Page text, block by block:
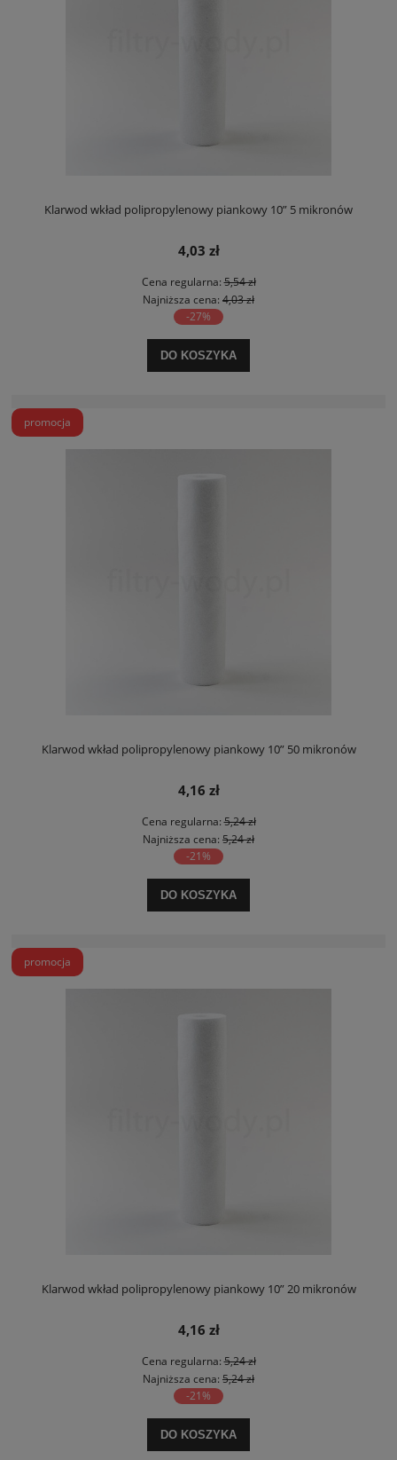
Klarwod wkład polipropylenowy piankowy 10” 5 mikronów
4,03 zł
Cena regularna:5,54 zł
Najniższa cena: 4,03 zł
-27%
DO KOSZYKA
Klarwod wkład polipropylenowy piankowy 10” 50 mikronów
4,16 zł
Cena regularna:5,24 zł
Najniższa cena: 5,24 zł
-21%
DO KOSZYKA
promocja
Klarwod wkład polipropylenowy piankowy 10” 20 mikronów
4,16 zł
Cena regularna:5,24 zł
Najniższa cena: 5,24 zł
-21%
DO KOSZYKA
promocja